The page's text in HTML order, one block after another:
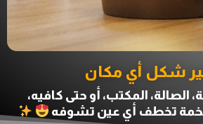
شكل أي مكان
الصالة، المكتب، أو حتى كافيه،
تخطف أي عين تشوفه